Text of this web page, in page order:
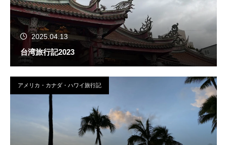
2025.04.13
台湾旅行記2023
アメリカ・カナダ・ハワイ旅行記